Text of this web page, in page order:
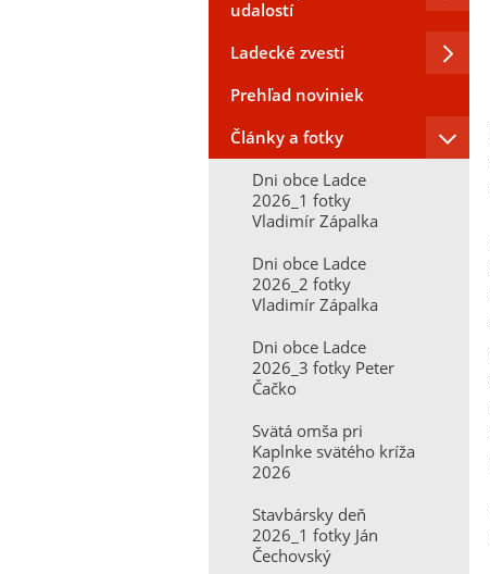
udalostí
Ladecké zvesti
Prehľad noviniek
Články a fotky
Dni obce Ladce
2026_1 fotky
Vladimír Zápalka
Dni obce Ladce
2026_2 fotky
Vladimír Zápalka
Dni obce Ladce
2026_3 fotky Peter
Čačko
Svätá omša pri
Kaplnke svätého kríža
2026
Stavbársky deň
2026_1 fotky Ján
Čechovský